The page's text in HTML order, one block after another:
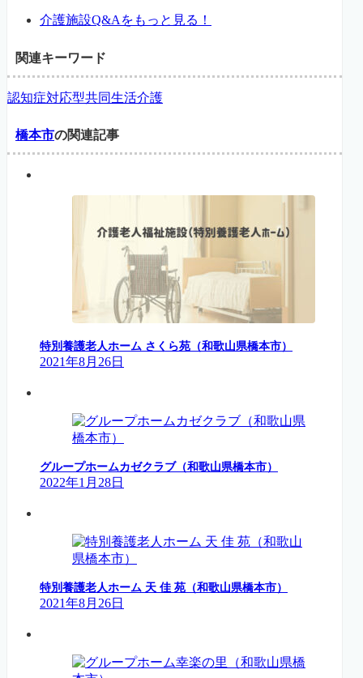
介護施設Q&Aをもっと見る！
関連キーワード
認知症対応型共同生活介護
橋本市の関連記事
特別養護老人ホーム さくら苑（和歌山県橋本市）
2021年8月26日
グループホームカゼクラブ（和歌山県橋本市）
2022年1月28日
特別養護老人ホーム 天 佳 苑（和歌山県橋本市）
2021年8月26日